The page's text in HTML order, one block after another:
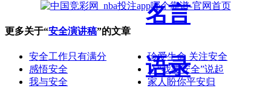
名言
语录
更多关于“安全演讲稿”的文章
安全工作只有满分
珍爱生命 关注安全
感悟安全
从“我要安全”说起
我与安全
家人盼你平安归